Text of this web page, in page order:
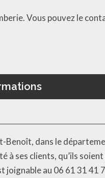
Vous pouvez le
dans le
à ses clients, qu’ils
au 06 61 31 41